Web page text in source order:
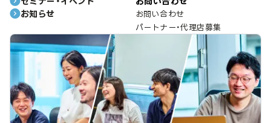
お知らせ
お問い合わせ
パートナー・代理店募集